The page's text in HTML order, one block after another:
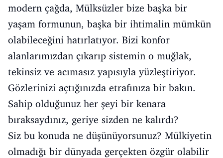
modern çağda, Mülksüzler bize başka bir
yaşam formunun, başka bir ihtimalin mümkün
olabileceğini hatırlatıyor. Bizi konfor
alanlarımızdan çıkarıp sistemin o muğlak,
tekinsiz ve acımasız yapısıyla yüzleştiriyor.
Gözlerinizi açtığınızda etrafınıza bir bakın.
Sahip olduğunuz her şeyi bir kenara
bıraksaydınız, geriye sizden ne kalırdı?
Siz bu konuda ne düşünüyorsunuz? Mülkiyetin
olmadığı bir dünyada gerçekten özgür olabilir